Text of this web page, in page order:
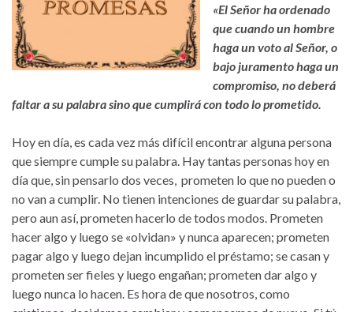
«El Señor ha ordenado
que cuando un hombre
haga un voto al Señor, o
bajo juramento haga un
compromiso, no deberá
faltar a su palabra sino que cumplirá con todo lo prometido.
Hoy en día, es cada vez más difícil encontrar alguna persona
que siempre cumple su palabra. Hay tantas personas hoy en
día que, sin pensarlo dos veces, prometen lo que no pueden o
no van a cumplir. No tienen intenciones de guardar su palabra,
pero aun así, prometen hacerlo de todos modos. Prometen
hacer algo y luego se «olvidan» y nunca aparecen; prometen
pagar algo y luego dejan incumplido el préstamo; se casan y
prometen ser fieles y luego engañan; prometen dar algo y
luego nunca lo hacen. Es hora de que nosotros, como